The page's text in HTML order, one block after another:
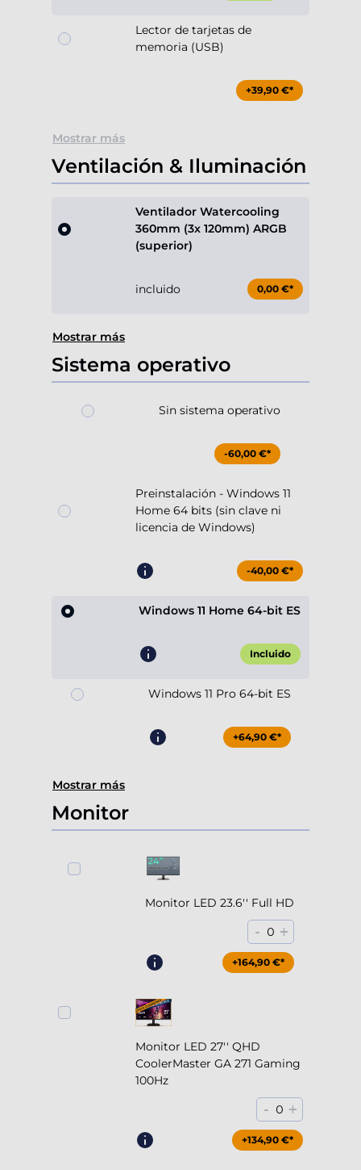
Lector de tarjetas de
memoria (USB)
+39,90 €*
Mostrar más
Ventilación & Iluminación
Ventilador Watercooling
360mm (3x 120mm) ARGB
(superior)
incluido 0,00 €*
Mostrar más
Sistema operativo
Sin sistema operativo
-60,00 €*
Preinstalación - Windows 11
Home 64 bits (sin clave ni
licencia de Windows)
-40,00 €*
Windows 11 Home 64-bit ES
Incluido
Windows 11 Pro 64-bit ES
+64,90 €*
Mostrar más
Monitor
Monitor LED 23.6'' Full HD
- 0 +
+164,90 €*
Monitor LED 27'' QHD
CoolerMaster GA 271 Gaming
100Hz
- 0 +
+204,90 €*
+134,90 €*